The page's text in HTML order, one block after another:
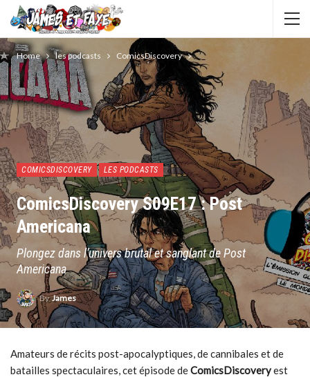
Home les podcasts ComicsDiscovery
COMICSDISCOVERY LES PODCASTS
ComicsDiscovery S09E17 : Post
Americana
Plongez dans l’univers brutal et sanglant de Post
Americana
ByJames
Amateurs de récits post-apocalyptiques, de cannibales et de
batailles spectaculaires, cet épisode deComicsDiscoveryest